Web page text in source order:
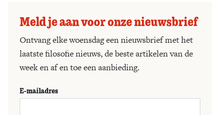
Meld je aan voor onze nieuwsbrief
Ontvang elke woensdag een nieuwsbrief met het
laatste filosofie nieuws, de beste artikelen van de
week en af en toe een aanbieding.
E-mailadres